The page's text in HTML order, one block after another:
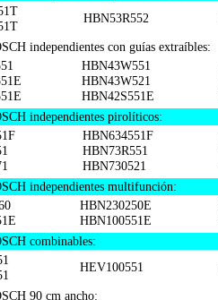
HBN53R552
independientes con guías extraíbles:
HBN43W551
HBN43W521
HBN42S551E
independientes pirolíticos:
HBN634551F
HBN73R551
HBN730521
independientes multifunción:
HBN230250E
HBN100551E
combinables:
HEV100551
90 cm ancho: